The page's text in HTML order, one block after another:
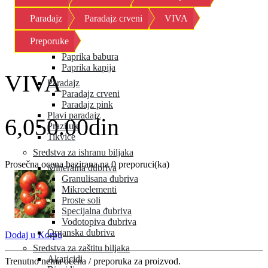
Kornison
Krastavac
Kupus
Paprika
Paprika babura
Paprika kapija
Paradajz
Paradajz crveni
Paradajz pink
Plavi paradajz
Praziluk
Tikvice
Sredstva za ishranu biljaka
Mineralna đubriva
Granulisana đubriva
Mikroelementi
Proste soli
Specijalna đubriva
Vodotopiva đubriva
Organska đubriva
Sredstva za zaštitu biljaka
Akaricidi
Paradajz Paradajz crveni VIVA
Preporuke
VIVA
6,050.00din
Prosečna ocena bazirana na 0 preporuci(ka)
Dodaj u Korpu
Trenutno nema ocena / preporuka za proizvod.